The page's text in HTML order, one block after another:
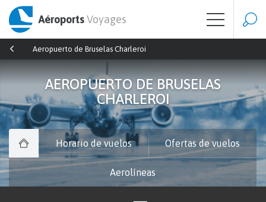
AéroportsVoyages
Aeropuerto de Bruselas Charleroi
AEROPUERTO DE BRUSELAS
CHARLEROI
Horario de vuelos Ofertas de vuelos
Aerolíneas